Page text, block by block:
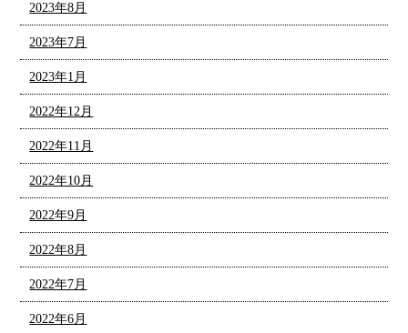
2023年8月
2023年7月
2023年1月
2022年12月
2022年11月
2022年10月
2022年9月
2022年8月
2022年7月
2022年6月